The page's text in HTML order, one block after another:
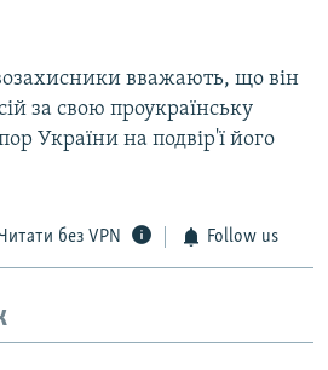
вважають, що він
за свою проукраїнську
України на подвір'ї його
без VPN Follow us